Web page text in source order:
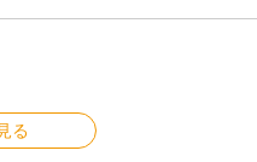
る